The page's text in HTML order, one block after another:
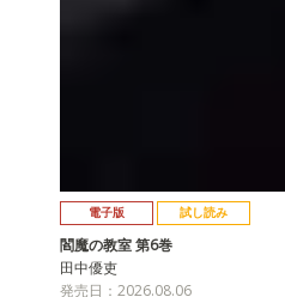
電子版 試し読み
閻魔の教室 第6巻
田中優吏
発売日：2026.08.06